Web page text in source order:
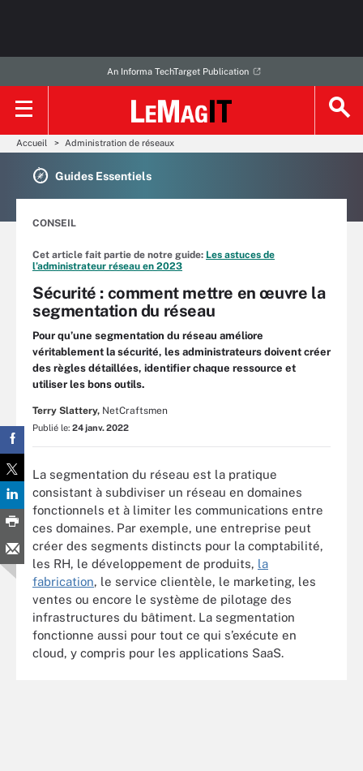
An Informa TechTarget Publication
Accueil Administration de réseaux
Guides Essentiels
CONSEIL
Cet article fait partie de notre guide: Les astuces de
l’administrateur réseau en 2023
Sécurité : comment mettre en œuvre la
segmentation du réseau
Pour qu’une segmentation du réseau améliore
véritablement la sécurité, les administrateurs doivent créer
des règles détaillées, identifier chaque ressource et
utiliser les bons outils.
Terry Slattery, NetCraftsmen
Publié le: 24 janv. 2022
La segmentation du réseau est la pratique
consistant à subdiviser un réseau en domaines
fonctionnels et à limiter les communications entre
ces domaines. Par exemple, une entreprise peut
créer des segments distincts pour la comptabilité,
les RH, le développement de produits, la
fabrication, le service clientèle, le marketing, les
ventes ou encore le système de pilotage des
infrastructures du bâtiment. La segmentation
fonctionne aussi pour tout ce qui s’exécute en
cloud, y compris pour les applications SaaS.